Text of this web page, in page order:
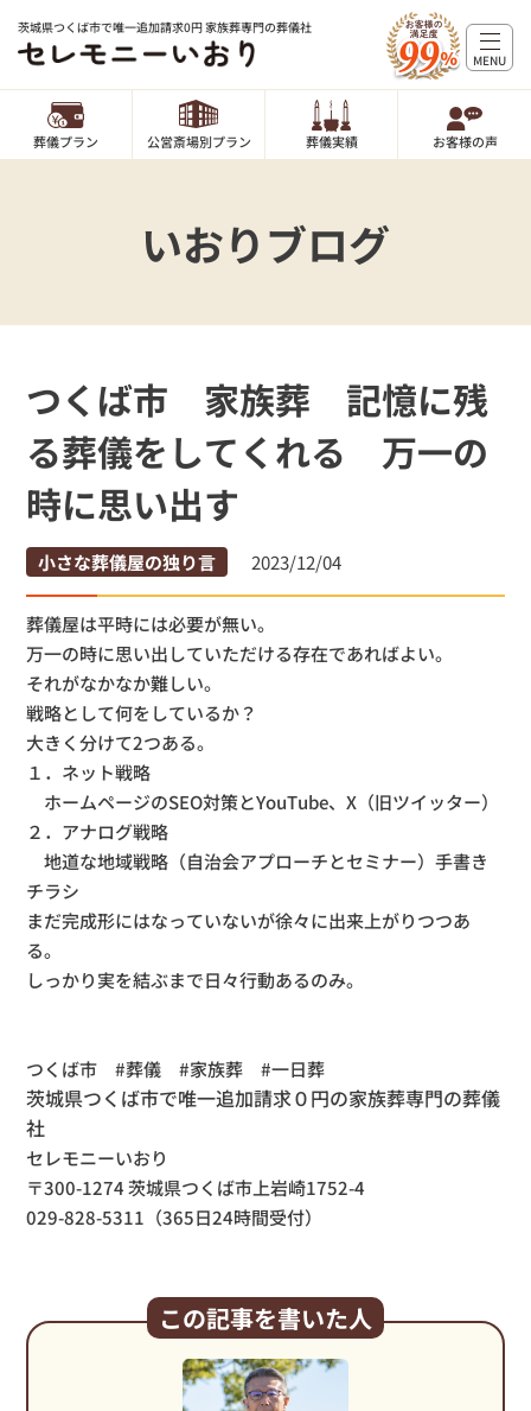
茨城県つくば市で唯一追加請求0円 家族葬専門の葬儀社
葬儀プラン 公営斎場別プラン 葬儀実績 お客様の声
MENU
いおりブログ
つくば市 家族葬 記憶に残
る葬儀をしてくれる 万一の
時に思い出す
小さな葬儀屋の独り言 2023/12/04
葬儀屋は平時には必要が無い。
万一の時に思い出していただける存在であればよい。
それがなかなか難しい。
戦略として何をしているか？
大きく分けて2つある。
１．ネット戦略
ホームページのSEO対策とYouTube、X（旧ツイッター）
２．アナログ戦略
地道な地域戦略（自治会アプローチとセミナー）手書き
チラシ
まだ完成形にはなっていないが徐々に出来上がりつつあ
る。
しっかり実を結ぶまで日々行動あるのみ。
つくば市 #葬儀 #家族葬 #一日葬
茨城県つくば市で唯一追加請求０円の家族葬専門の葬儀
社
セレモニーいおり
〒300-1274 茨城県つくば市上岩崎1752-4
029-828-5311（365日24時間受付）
この記事を書いた人